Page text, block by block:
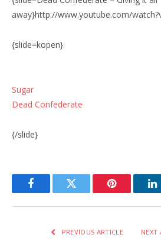
away}http://www.youtube.com/
{slide=kopen}
Sugar
Dead Confederate
{/slide}
FacebookTwitter Pinterest
PREVIOUS ARTICLE NEXT